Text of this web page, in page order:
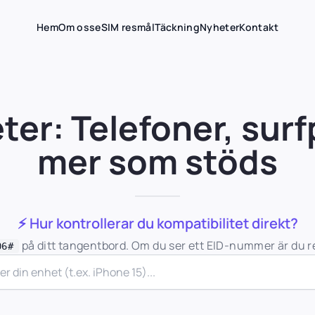
HemOm osseSIM resmålTäckningNyheterKontakt
Telefoner,
mer som stöds
⚡ Hur kontrollerar du kompatibilitet direkt?
på ditt tangentbord. Om du ser ett EID-nummer är du